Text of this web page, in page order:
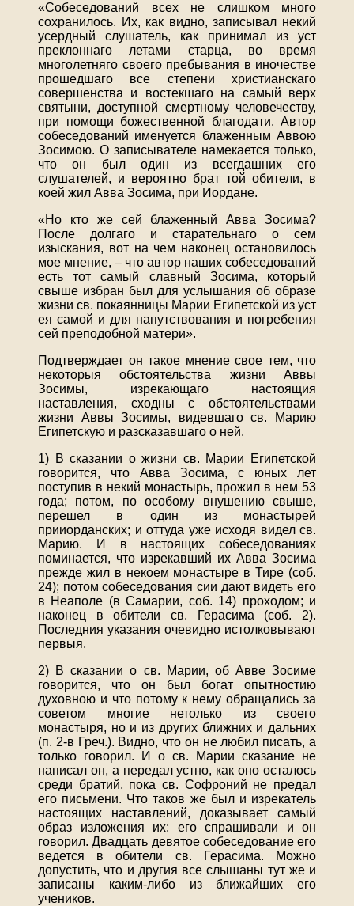
«Собеседований всех не слишком много
сохранилось. Их, как видно, записывал некий
усердный слушатель, как принимал из уст
преклоннаго летами старца, во время
многолетняго своего пребывания в иночестве
прошедшаго все степени христианскаго
совершенства и востекшаго на самый верх
святыни, доступной смертному человечеству,
при помощи божественной благодати. Автор
собеседований именуется блаженным Аввою
Зосимою. О записывателе намекается только,
что он был один из всегдашних его
слушателей, и вероятно брат той обители, в
коей жил Авва Зосима, при Иордане.
«Но кто же сей блаженный Авва Зосима?
После долгаго и старательнаго о сем
изыскания, вот на чем наконец остановилось
мое мнение, – что автор наших собеседований
есть тот самый славный Зосима, который
свыше избран был для услышания об образе
жизни св. покаянницы Марии Египетской из уст
ея самой и для напутствования и погребения
сей преподобной матери».
Подтверждает он такое мнение свое тем, что
некоторыя обстоятельства жизни Аввы
Зосимы, изрекающаго настоящия
наставления, сходны с обстоятельствами
жизни Аввы Зосимы, видевшаго св. Марию
Египетскую и разсказавшаго о ней.
1) В сказании о жизни св. Марии Египетской
говорится, что Авва Зосима, с юных лет
поступив в некий монастырь, прожил в нем 53
года; потом, по особому внушению свыше,
перешел в один из монастырей
прииорданских; и оттуда уже исходя видел св.
Марию. И в настоящих собеседованиях
поминается, что изрекавший их Авва Зосима
прежде жил в некоем монастыре в Тире (соб.
24); потом собеседования сии дают видеть его
в Неаполе (в Самарии, соб. 14) проходом; и
наконец в обители св. Герасима (соб. 2).
Последния указания очевидно истолковывают
первыя.
2) В сказании о св. Марии, об Авве Зосиме
говорится, что он был богат опытностию
духовною и что потому к нему обращались за
советом многие нетолько из своего
монастыря, но и из других ближних и дальних
(п. 2-в Греч.). Видно, что он не любил писать, а
только говорил. И о св. Марии сказание не
написал он, а передал устно, как оно осталось
среди братий, пока св. Софроний не предал
его письмени. Что таков же был и изрекатель
настоящих наставлений, доказывает самый
образ изложения их: его спрашивали и он
говорил. Двадцать девятое собеседование его
ведется в обители св. Герасима. Можно
допустить, что и другия все слышаны тут же и
записаны каким-либо из ближайших его
учеников.